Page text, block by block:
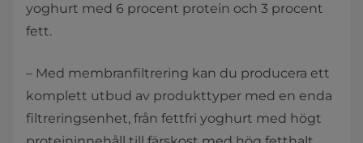
yoghurt med 6 procent protein och 3 procent
fett.
– Med membranfiltrering kan du producera ett
komplett utbud av produkttyper med en enda
filtreringsenhet, från fettfri yoghurt med högt